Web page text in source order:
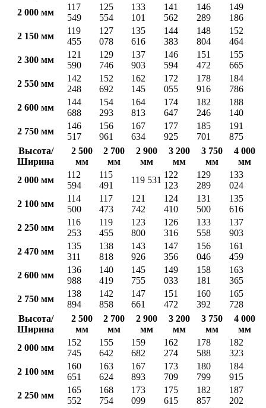
2 000 мм
117
549
125
554
133
101
141
562
146
289
149
186
2 150 мм
119
455
127
078
135
616
144
383
148
804
152
464
2 300 мм
121
590
129
746
137
903
146
594
151
472
155
665
2 550 мм
142
248
152
692
162
145
172
055
178
916
184
786
2 600 мм
144
688
154
293
164
813
174
647
182
246
188
140
2 750 мм
146
517
156
961
167
634
177
925
185
701
191
875
Высота/
Ширина
2 500
мм
2 700
мм
2 900
мм
3 200
мм
3 750
мм
4 000
мм
2 000 мм
112
594
115
491
119 531
122
123
129
289
133
024
2 100 мм
114
500
117
473
121
742
124
410
131
500
135
616
2 250 мм
116
253
119
455
123
800
126
316
133
558
137
903
2 470 мм
135
311
138
818
143
926
147
356
156
046
161
459
2 600 мм
136
988
140
419
145
755
149
033
158
181
163
365
2 750 мм
138
894
142
858
147
661
151
472
160
392
165
728
Высота/
Ширина
2 500
мм
2 700
мм
2 900
мм
3 200
мм
3 750
мм
4 000
мм
2 000 мм
152
745
155
642
159
682
162
274
178
588
182
323
2 100 мм
160
651
163
624
167
893
173
709
180
799
184
915
2 250 мм
165
552
168
754
173
099
175
615
182
857
187
202